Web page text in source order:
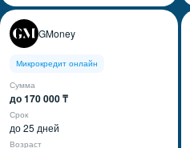
GMoney
Микрокредит онлайн
Сумма
до 170 000 ₸
Срок
до 25 дней
Возраст